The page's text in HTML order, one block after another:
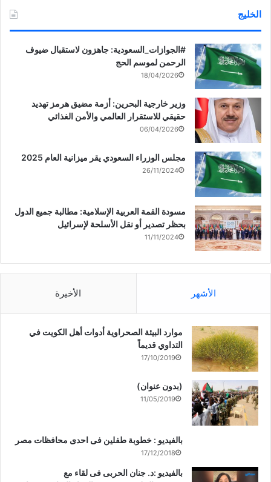
الخليج
‏‎#الجوازات_السعودية: جاهزون لاستقبال ضيوف
الرحمن لموسم الحج
18/04/2026
وزير خارجية البحرين: أزمة مضيق هرمز تهديد
حقيقي للاستقرار العالمي والأمن الغذائي
06/04/2026
مجلس الوزراء السعودي يقر ميزانية العام 2025
26/11/2024
مسودة القمة العربية الإسلامية: مطالبة جميع الدول
بحظر تصدير أو نقل الأسلحة لإسرائيل
11/11/2024
الأشهر الأخيرة
موارد البيئة الصحراوية أدوات أهل الكويت في
التداوي قديماً
17/10/2019
(بدون عنوان)
11/05/2019
بالفيديو : خطوبة طفلين فى احدى محافظات مصر
17/12/2018
بالفيديو :د. جنان الحربى فى لقاء مع